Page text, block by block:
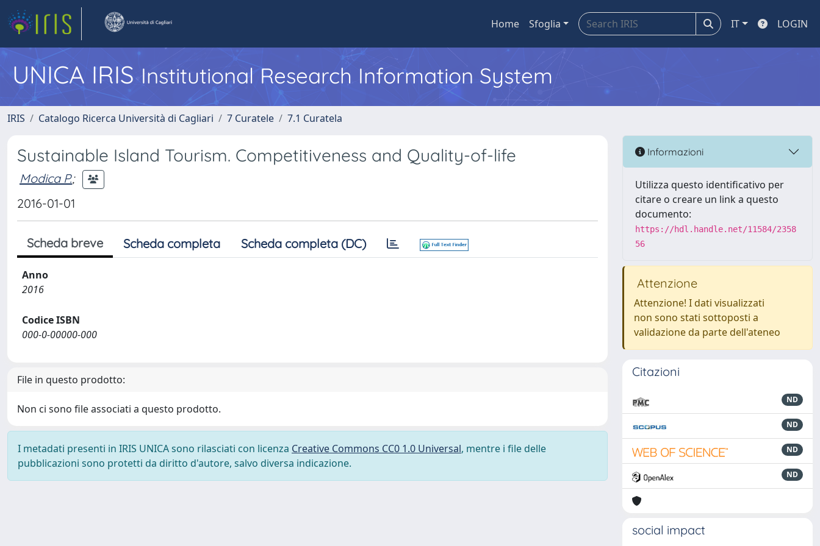
Home Sfoglia IT LOGIN
UNICA IRISInstitutional Research Information System
IRIS Catalogo Ricerca Università di Cagliari 7 Curatele 7.1 Curatela
Sustainable Island Tourism. Competitiveness and Quality-of-life
Modica P.;
2016-01-01
Scheda breve Scheda completa Scheda completa (DC)
Anno
2016
Codice ISBN
000-0-00000-000
File in questo prodotto:
Non ci sono file associati a questo prodotto.
I metadati presenti in IRIS UNICA sono rilasciati con licenza Creative Commons CC0 1.0 Universal, mentre i file delle
pubblicazioni sono protetti da diritto d'autore, salvo diversa indicazione.
Informazioni
Utilizza questo identificativo per
citare o creare un link a questo
documento:
https://hdl.handle.net/11584/2358
56
Attenzione
Attenzione! I dati visualizzati
non sono stati sottoposti a
validazione da parte dell'ateneo
Citazioni
ND
ND
ND
ND
social impact